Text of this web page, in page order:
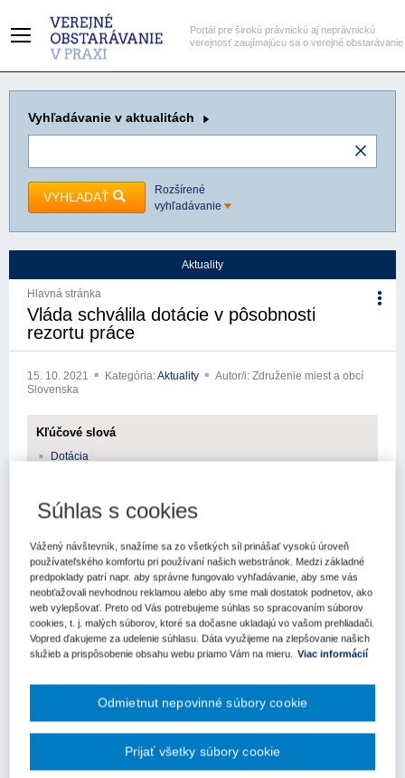
Portál pre širokú právnickú aj neprávnickú
verejnosť zaujímajúcu sa o verejné obstarávanie
Vyhľadávanie v aktualitách
VYHĽADAŤ
Rozšírené
vyhľadávanie
Aktuality
Hlavná stránka
Vláda schválila dotácie v pôsobnosti
rezortu práce
15. 10. 2021 Kategória:Aktuality
Autor/i: Združenie miest a obcí
Slovenska
Kľúčové slová
Dotácia
nariadenia vlády Slovenskej republiky, ktorým sa mení a dopĺňa
nariadenie vlády Slovenskej republiky č. 103/2020 Z. z. o
niektorých opatreniach v oblasti dotácií v pôsobnosti Ministerstva
práce, sociálnych vecí a rodiny Slovenskej republiky v čase
mimoriadnej situácie, núdzového stavu alebo výnimočného stavu
vyhláseného v súvislosti s ochorením COVID-19 v znení
neskorších predpisov.
Cieľom je:
sociálnych služieb a centier pre deti a rodiny je, okrem
poskytnutia odmeny za prácu v infekčnom prostredí,
aj zvýšenie ich motivácie v tomto prostredí - v priestoroch
Súhlas s cookies
Vážený návštevník, snažíme sa zo všetkých síl prinášať vysokú úroveň
používateľského komfortu pri používaní našich webstránok. Medzi základné
predpoklady patrí napr. aby správne fungovalo vyhľadávanie, aby sme vás
neobťažovali nevhodnou reklamou alebo aby sme mali dostatok podnetov, ako
web vylepšovať. Preto od Vás potrebujeme súhlas so spracovaním súborov
cookies, t. j. malých súborov, ktoré sa dočasne ukladajú vo vašom prehliadači.
Vopred ďakujeme za udelenie súhlasu. Dáta využijeme na zlepšovanie našich
služieb a prispôsobenie obsahu webu priamo Vám na mieru.
Viac informácií
Odmietnut nepovinné súbory cookie
Prijať všetky súbory cookie